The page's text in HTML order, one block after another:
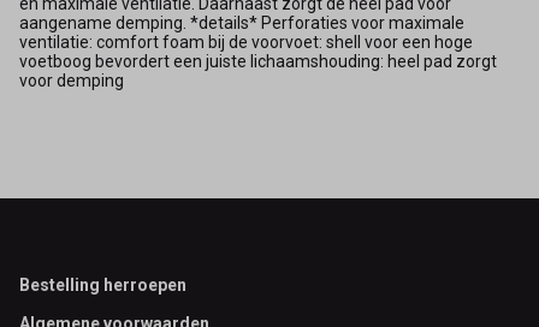
en maximale ventilatie. Daarnaast zorgt de heel pad voor
aangename demping. *details* Perforaties voor maximale
ventilatie: comfort foam bij de voorvoet: shell voor een hoge
voetboog bevordert een juiste lichaamshouding: heel pad zorgt
voor demping
Footer
Bestelling herroepen